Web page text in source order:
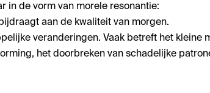
in de vorm van morele resonantie:
aan de kwaliteit van morgen.
veranderingen. Vaak betreft het kleine
het doorbreken van schadelijke